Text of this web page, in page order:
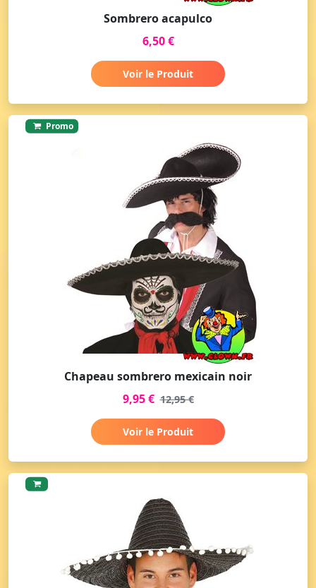
Sombrero acapulco
6,50 €
Voir le Produit
Promo
Chapeau sombrero mexicain noir
9,95 € 12,95 €
Voir le Produit